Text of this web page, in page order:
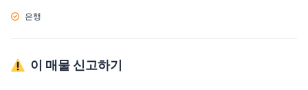
은행
이 매물 신고하기